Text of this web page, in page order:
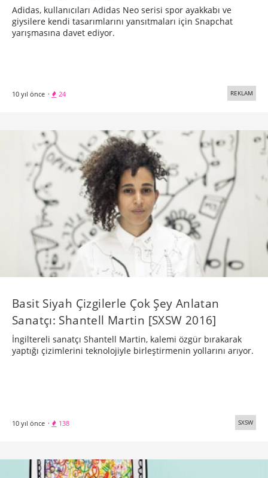
Adidas, kullanıcıları Adidas Neo serisi spor ayakkabı ve
giysilere kendi tasarımlarını yansıtmaları için Snapchat
yarışmasına davet ediyor.
10 yıl önce · 24 REKLAM
Basit Siyah Çizgilerle Çok Şey Anlatan
Sanatçı: Shantell Martin [SXSW 2016]
İngiltereli sanatçı Shantell Martin, kalemi özgür bırakarak
yaptığı çizimlerini teknolojiyle birleştirmenin yollarını arıyor.
10 yıl önce · 138 SXSW